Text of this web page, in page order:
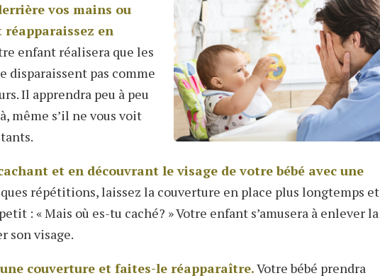
vos mains ou
en
enfant réalisera que les
disparaissent pas comme
Il apprendra peu à peu
même s’il ne vous voit
et en découvrant le visage de votre bébé avec une
répétitions, laissez la couverture en place plus longtemps et
: « Mais où es-tu caché? » Votre enfant s’amusera à enlever la
son visage.
couverture et faites-le réapparaître.Votre bébé prendra